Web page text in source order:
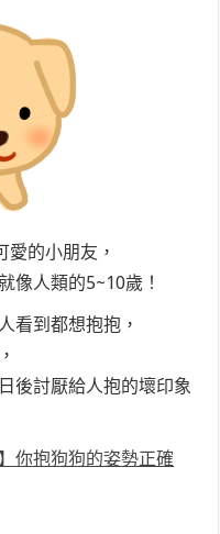
的小朋友，
像人類的5~10歲！
看到都想抱抱，
後討厭給人抱的壞印象
你抱狗狗的姿勢正確